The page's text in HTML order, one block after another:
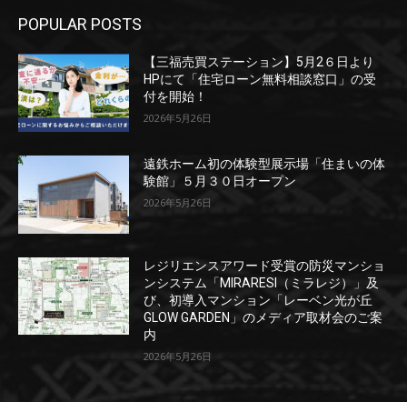
POPULAR POSTS
【三福売買ステーション】5月2６日より
HPにて「住宅ローン無料相談窓口」の受
付を開始！
2026年5月26日
遠鉄ホーム初の体験型展示場「住まいの体
験館」５月３０日オープン
2026年5月26日
レジリエンスアワード受賞の防災マンショ
ンシステム「MIRARESI（ミラレジ）」及
び、初導入マンション「レーベン光が丘
GLOW GARDEN」のメディア取材会のご案
内
2026年5月26日